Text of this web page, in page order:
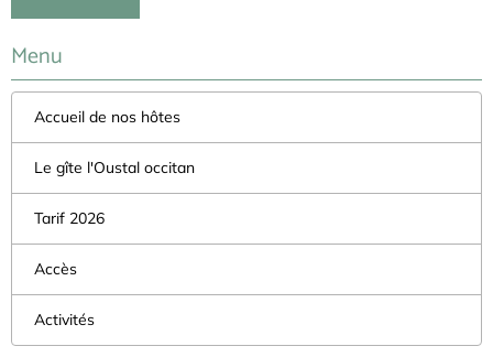
Menu
Accueil de nos hôtes
Le gîte l'Oustal occitan
Tarif 2026
Accès
Activités